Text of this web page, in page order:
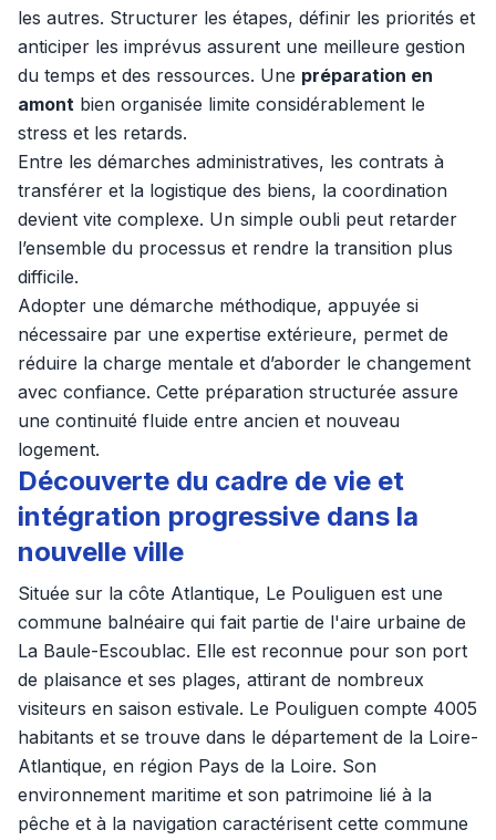
les autres. Structurer les étapes, définir les priorités et
anticiper les imprévus assurent une meilleure gestion
du temps et des ressources. Une préparation en
amont bien organisée limite considérablement le
stress et les retards.
Entre les démarches administratives, les contrats à
transférer et la logistique des biens, la coordination
devient vite complexe. Un simple oubli peut retarder
l’ensemble du processus et rendre la transition plus
difficile.
Adopter une démarche méthodique, appuyée si
nécessaire par une expertise extérieure, permet de
réduire la charge mentale et d’aborder le changement
avec confiance. Cette préparation structurée assure
une continuité fluide entre ancien et nouveau
logement.
Découverte du cadre de vie et
intégration progressive dans la
nouvelle ville
Située sur la côte Atlantique, Le Pouliguen est une
commune balnéaire qui fait partie de l'aire urbaine de
La Baule-Escoublac. Elle est reconnue pour son port
de plaisance et ses plages, attirant de nombreux
visiteurs en saison estivale. Le Pouliguen compte 4005
habitants et se trouve dans le département de la Loire-
Atlantique, en région Pays de la Loire. Son
environnement maritime et son patrimoine lié à la
pêche et à la navigation caractérisent cette commune